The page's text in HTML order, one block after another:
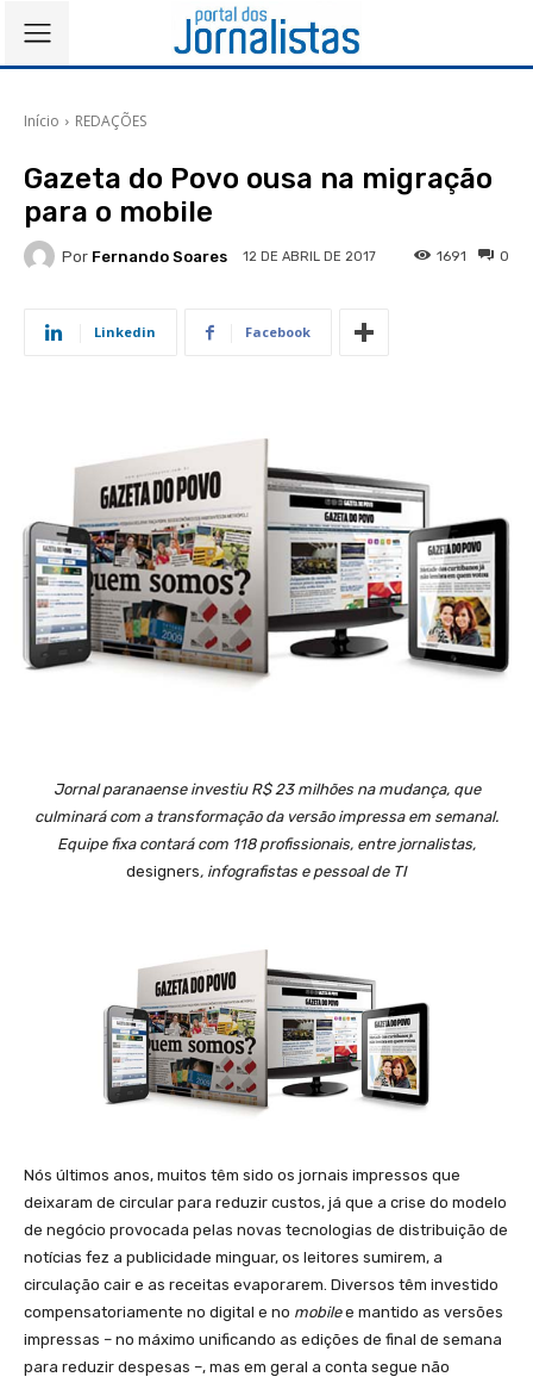
Início REDAÇÕES
Gazeta do Povo ousa na migração
para o mobile
Por Fernando Soares 12 DE ABRIL DE 2017 0
1691
Linkedin Facebook
Jornal paranaense investiu R$ 23 milhões na mudança, que
culminará com a transformação da versão impressa em semanal.
Equipe fixa contará com 118 profissionais, entre jornalistas,
designers, infografistas e pessoal de TI
Nós últimos anos, muitos têm sido os jornais impressos que
deixaram de circular para reduzir custos, já que a crise do modelo
de negócio provocada pelas novas tecnologias de distribuição de
notícias fez a publicidade minguar, os leitores sumirem, a
circulação cair e as receitas evaporarem. Diversos têm investido
compensatoriamente no digital e no mobilee mantido as versões
impressas – no máximo unificando as edições de final de semana
para reduzir despesas –, mas em geral a conta segue não